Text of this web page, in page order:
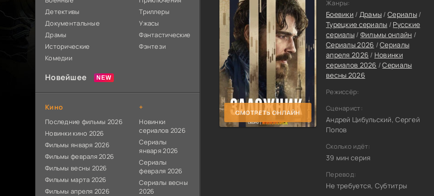
СМОТРЕТЬ ОНЛАЙН
Жанры:
Боевики / Драмы /Сериалы /
Турецкие сериалы / Русские
сериалы/ Фильмы онлайн /
Сериалы 2026 /Сериалы
апреля 2026 / Новинки
сериалов 2026 /Сериалы
весны 2026
Режиссёр:
Сценарист:
Андрей Цибульский, Сергей
Попов
Сколько идёт:
39 мин серия
Перевод:
Не требуется, Субтитры
Детективы
Документальные
Драмы
Исторические
Комедии
Триллеры
Ужасы
Фантастические
Фэнтези
Новейшее
Кино
Последние фильмы 2026
Новинки кино 2026
Фильмы января 2026
Фильмы февраля 2026
Фильмы весны 2026
Фильмы марта 2026
Фильмы апреля 2026
+
Новинки
сериалов 2026
Сериалы
января 2026
Сериалы
февраля 2026
Сериалы весны
2026